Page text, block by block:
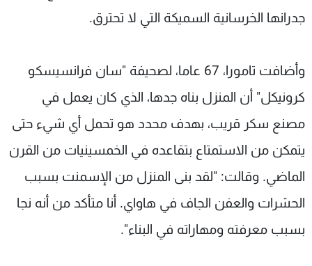
جدرانها الخرسانية السميكة التي لا تحترق.
وأضافت تامورا، 67 عاما، لصحيفة "سان فرانسيسكو
كرونيكل" أن المنزل بناه جدها، الذي كان يعمل في
مصنع سكر قريب، بهدف محدد هو تحمل أي شيء حتى
يتمكن من الاستمتاع بتقاعده في الخمسينيات من القرن
الماضي. وقالت: "لقد بنى المنزل من الإسمنت بسبب
الحشرات والعفن الجاف في هاواي. أنا متأكد من أنه نجا
بسبب معرفته ومهاراته في البناء".